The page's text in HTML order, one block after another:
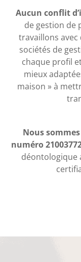
Aucun conflit
de gestion de
travaillons
sociétés de
chaque profil
mieux
maison » à
Nous
numéro
déontologique